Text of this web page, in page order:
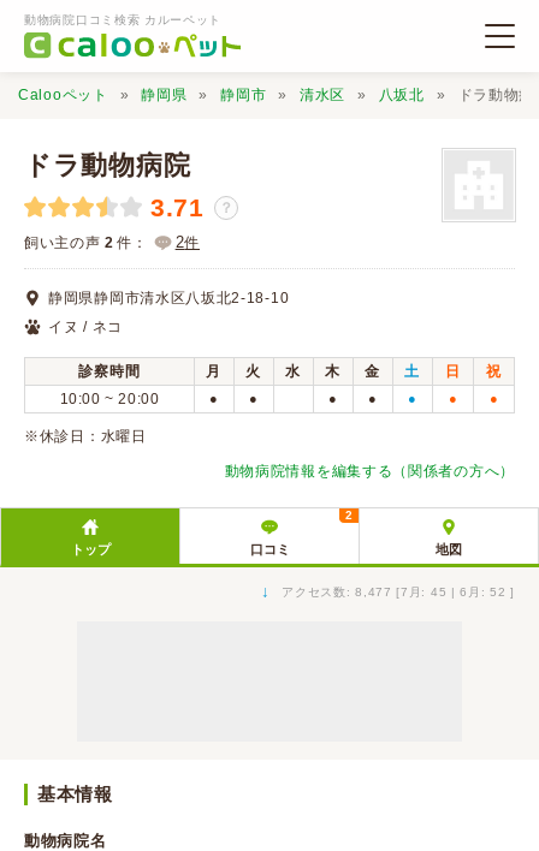
動物病院口コミ検索 カルーペット
動物病院検索
口コミ検索
Calooペットとは？
Calooペット 静岡県 静岡市 清水区 八坂北 ドラ動物病
ドラ動物病院
3.71 ？
飼い主の声 2 件： 2件
静岡県静岡市清水区八坂北2-18-10
イヌ / ネコ
診察時間 月 火 水 木 金 土 日
祝
10:00 ~ 20:00
● ● ● ● ● ● ●
※休診日：水曜日
動物病院情報を編集する（関係者の方へ）
トップ 口コミ
2
地図
↓ アクセス数: 8,477 [7月: 45 | 6月: 52 ]
基本情報
動物病院名